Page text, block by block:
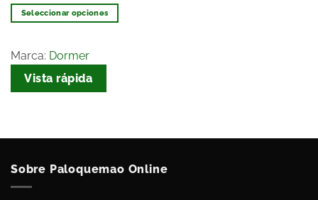
Seleccionar opciones
Marca: Dormer
Vista rápida
Sobre Paloquemao Online